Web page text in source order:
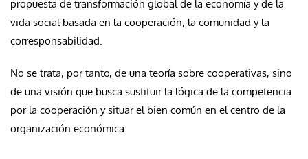
propuesta de transformación global de la economía y de la
vida social basada en la cooperación, la comunidad y la
corresponsabilidad.
No se trata, por tanto, de una teoría sobre cooperativas, sino
de una visión que busca sustituir la lógica de la competencia
por la cooperación y situar el bien común en el centro de la
organización económica.